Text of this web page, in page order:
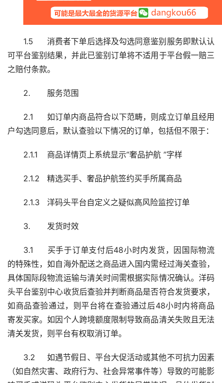
1.5	消费者下单后选择及勾选同意鉴别服务即默认认
可平台鉴别结果，并此已鉴别订单将不适用于平台假一赔三
之赔付条款。
2.	服务范围
2.1	如订单内商品符合以下范畴，则成立订单且经用
户勾选同意后，默认查验以下情况的订单，包括但不限于：
2.1.1	商品详情页上系统显示”奢品护航 ”字样
2.1.2	精选买手、奢品护航签约买手所属商品
2.1.3	洋码头平台自定义之疑似高风险监控订单
3.	发货时效
3.1	买手于订单支付后48小时内发货，因国际物流
的特殊性，如自海外配送之商品进入国内需经过海关查验，
具体国际段物流运输与清关时间需根据实际情况确认。洋码
头平台鉴别中心收货后查验并判断商品是否符合发货要求，
如商品查验通过，则平台将在查验通过后48小时内将商品
寄发买家。如因个人跨境额度限制导致商品清关失败且无法
清关发货，则平台有权取消订单。
3.2	如遇节假日、平台大促活动或其他不可抗力因素
（如自然灾害、政府行为、社会异常事件等）导致的可能影